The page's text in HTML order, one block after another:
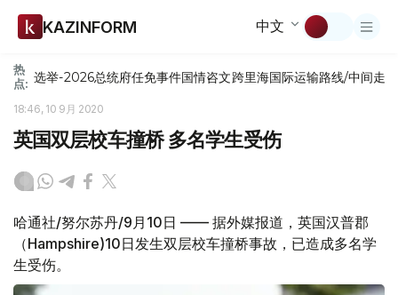
KAZINFORM 中文
热
点: 选举-2026总统府任免事件国情咨文跨里海国际运输路线/中间走廊
18:46, 10 9月 2020
英国双层校车撞桥 多名学生受伤
哈通社/努尔苏丹/9月10日 —— 据外媒报道，英国汉普郡
（Hampshire)10日发生双层校车撞桥事故，已造成多名学
生受伤。